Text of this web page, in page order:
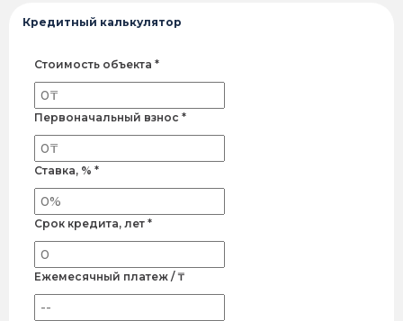
Кредитный калькулятор
Стоимость объекта *
Первоначальный взнос *
Ставка, % *
Срок кредита, лет *
Ежемесячный платеж / ₸